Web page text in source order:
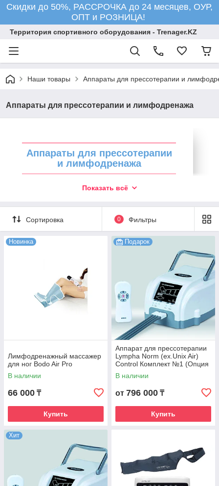
Скидки до 50%, РАССРОЧКА до 24 месяцев, ОУР,
ОПТ и РОЗНИЦА!
Территория спортивного оборудования - Trenager.KZ
Наши товары Аппараты для прессотерапии и
Аппараты для прессотерапии и лимфодренажа
Аппараты для прессотерапии
и лимфодренажа
здоровья и отличной физической формы
пневмомассаж) – уникальная процедура по
улучшению здоровья и качества кожи. Ее часто
применяют в косметологии и медицине.
Какой эффект дает лимфодренаж?
Активно выводится межклеточная жидкость – это
способствует снижению отечности;
Показать всё
Сортировка 0 Фильтры
Новинка
Лимфодренажный массажер
для ног Bodo Air Pro
В наличии
66 000 ₸
Купить
Подарок
Аппарат для прессотерапии
Lympha Norm (ex.Unix Air)
Control Комплект №1 (Опция
талия + Опция рука)
В наличии
от 796 000 ₸
Купить
Хит